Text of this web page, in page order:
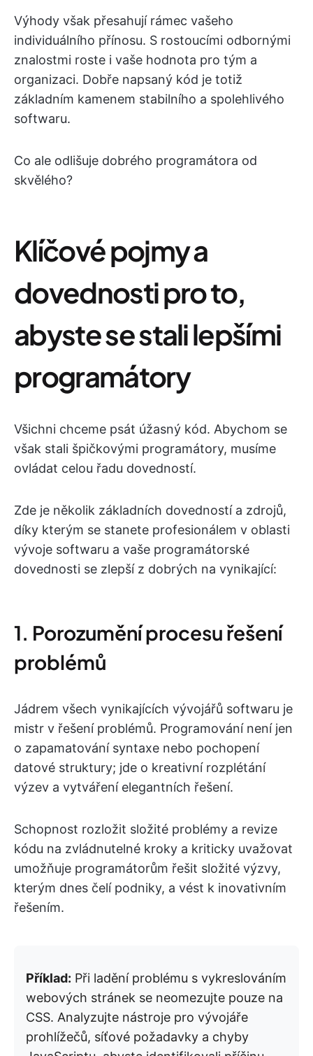
Výhody však přesahují rámec vašeho
individuálního přínosu. S rostoucími odbornými
znalostmi roste i vaše hodnota pro tým a
organizaci. Dobře napsaný kód je totiž
základním kamenem stabilního a spolehlivého
softwaru.
Co ale odlišuje dobrého programátora od
skvělého?
Klíčové pojmy a
dovednosti pro to,
abyste se stali lepšími
programátory
Všichni chceme psát úžasný kód. Abychom se
však stali špičkovými programátory, musíme
ovládat celou řadu dovedností.
Zde je několik základních dovedností a zdrojů,
díky kterým se stanete profesionálem v oblasti
vývoje softwaru a vaše programátorské
dovednosti se zlepší z dobrých na vynikající:
1. Porozumění procesu řešení
problémů
Jádrem všech vynikajících vývojářů softwaru je
mistr v řešení problémů. Programování není jen
o zapamatování syntaxe nebo pochopení
datové struktury; jde o kreativní rozplétání
výzev a vytváření elegantních řešení.
Schopnost rozložit složité problémy a revize
kódu na zvládnutelné kroky a kriticky uvažovat
umožňuje programátorům řešit složité výzvy,
kterým dnes čelí podniky, a vést k inovativním
řešením.
Příklad: Při ladění problému s vykreslováním
webových stránek se neomezujte pouze na
CSS. Analyzujte nástroje pro vývojáře
prohlížečů, síťové požadavky a chyby